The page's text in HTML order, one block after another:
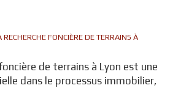
RECHERCHE FONCIÈRE DE TERRAINS À
de terrains à Lyon est une
dans le processus immobilier,